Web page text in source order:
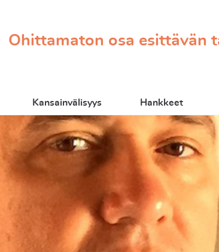
Ohittamaton osa esittävän
Kansainvälisyys Hankkeet